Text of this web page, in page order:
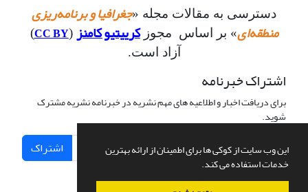
این وب سایت از کوکی ها برای اطمینان از ارائه بهترین
خدمات استفاده می کند.
دسترسی به مقالات مجله «جغرافیا و برنامه‌ریزی
منطقه‌ای» بر اساس مجوزکرییتیو کامنز (
CC BY
)
آزاد است.
اشتراک خبرنامه
برای دریافت اخبار و اطلاعیه های مهم نشریه در خبرنامه نشریه مشترک
شوید.
اشتراک